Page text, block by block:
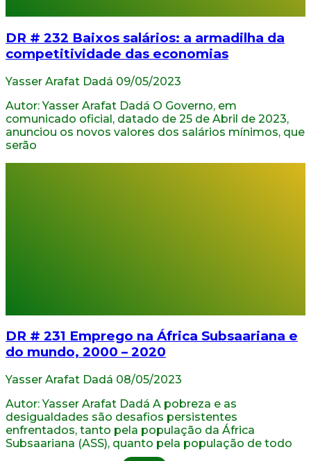
DR # 232 Baixos salários: a armadilha da
competitividade das economias
Yasser Arafat Dadá 09/05/2023
Autor: Yasser Arafat Dadá O Governo, em
comunicado oficial, datado de 25 de Abril de 2023,
anunciou os novos valores dos salários mínimos, que
serão
DR # 231 Emprego na África Subsaariana e
do mundo, 2000 – 2020
Yasser Arafat Dadá 08/05/2023
Autor: Yasser Arafat Dadá A pobreza e as
desigualdades são desafios persistentes
enfrentados, tanto pela população da África
Subsaariana (ASS), quanto pela população de todo